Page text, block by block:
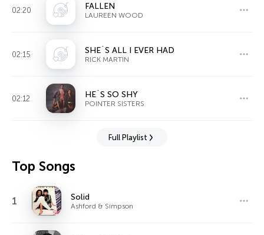
02:20 FALLEN
LAUREEN WOOD
02:15 SHE`S ALL I EVER HAD
RICK MARTIN
02:12 HE`S SO SHY
POINTER SISTERS
Full Playlist
Top Songs
1 Solid
Ashford & Simpson